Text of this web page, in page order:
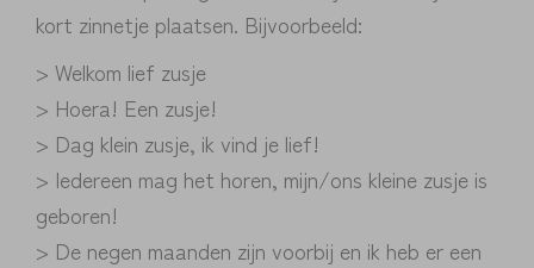
kort zinnetje plaatsen. Bijvoorbeeld:
> Welkom lief zusje
> Hoera! Een zusje!
> Dag klein zusje, ik vind je lief!
> Iedereen mag het horen, mijn/ons kleine zusje is
geboren!
> De negen maanden zijn voorbij en ik heb er een